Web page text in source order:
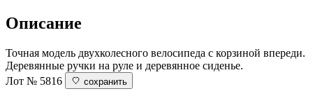
Описание
Точная модель двухколесного велосипеда с корзиной впереди.
Деревянные ручки на руле и деревянное сиденье.
Лот № 5816
сохранить